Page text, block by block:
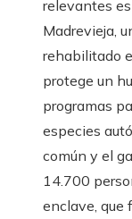
relevantes
Madrevieja,
rehabilitado
protege un
programas
especies
común y el
14.700
enclave, que